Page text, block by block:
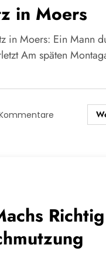
in Moers
in Moers: Ein Mann
Am späten